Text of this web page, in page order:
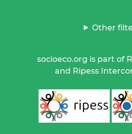
Other
socioeco.org is part of
and Ripess